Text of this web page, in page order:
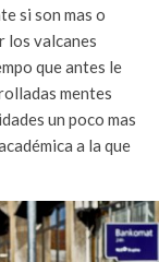
si son mas o
los valcanes
que antes le
mentes
un poco mas
a la que